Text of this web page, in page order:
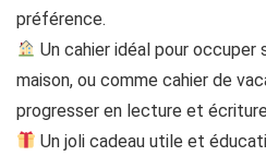
préférence.
Un cahier idéal pour occuper
maison, ou comme cahier de
progresser en lecture et
Un joli cadeau utile et